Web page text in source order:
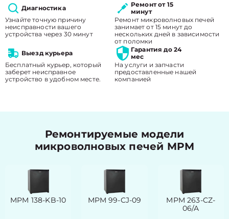
Диагностика
Узнайте точную причину
неисправности вашего
устройства через 30 минут
Ремонт от 15
минут
Ремонт микроволновых печей
занимает от 15 минут до
нескольких дней в зависимости
от поломки
Выезд курьера
Бесплатный курьер, который
заберет неисправное
устройство в удобном месте.
Гарантия до 24
мес
На услуги и запчасти
предоставленные нашей
компанией
Ремонтируемые модели
микроволновых печей MPM
MPM 138-KB-10 MPM 99-CJ-09
MPM 263-CZ-
06/A